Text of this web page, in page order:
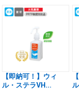
【即納可！】ウィ
ル・ステラVH...